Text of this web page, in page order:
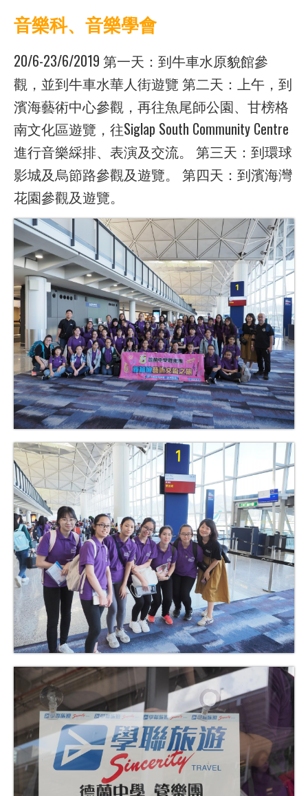
音樂科、音樂學會
20/6-23/6/2019 第一天：到牛車水原貌館參
觀，並到牛車水華人街遊覽 第二天：上午，到
濱海藝術中心參觀，再往魚尾師公園、甘榜格
南文化區遊覽，往Siglap South Community Centre
進行音樂綵排、表演及交流。 第三天：到環球
影城及烏節路參觀及遊覽。 第四天：到濱海灣
花園參觀及遊覽。